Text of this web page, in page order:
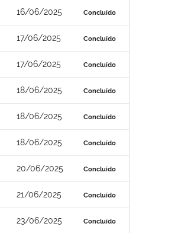
16/06/2025 Concluído
17/06/2025 Concluído
17/06/2025 Concluído
18/06/2025 Concluído
18/06/2025 Concluído
18/06/2025 Concluído
20/06/2025 Concluído
21/06/2025 Concluído
23/06/2025 Concluído